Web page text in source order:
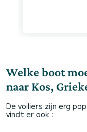
Welke boot
naar Kos,
De voiliers zijn erg
vindt er ook :